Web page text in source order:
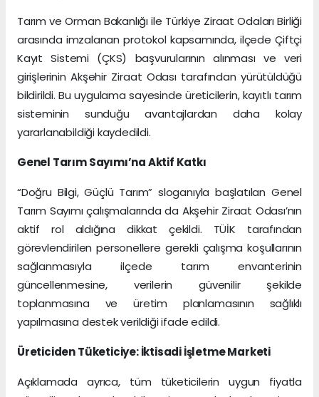
Tarım ve Orman Bakanlığı ile Türkiye Ziraat Odaları Birliği
arasında imzalanan protokol kapsamında, ilçede Çiftçi
Kayıt Sistemi (ÇKS) başvurularının alınması ve veri
girişlerinin Akşehir Ziraat Odası tarafından yürütüldüğü
bildirildi. Bu uygulama sayesinde üreticilerin, kayıtlı tarım
sisteminin sunduğu avantajlardan daha kolay
yararlanabildiği kaydedildi.
Genel Tarım Sayımı’na Aktif Katkı
“Doğru Bilgi, Güçlü Tarım” sloganıyla başlatılan Genel
Tarım Sayımı çalışmalarında da Akşehir Ziraat Odası’nın
aktif rol aldığına dikkat çekildi. TÜİK tarafından
görevlendirilen personellere gerekli çalışma koşullarının
sağlanmasıyla ilçede tarım envanterinin
güncellenmesine, verilerin güvenilir şekilde
toplanmasına ve üretim planlamasının sağlıklı
yapılmasına destek verildiği ifade edildi.
Üreticiden Tüketiciye: İktisadi İşletme Marketi
Açıklamada ayrıca, tüm tüketicilerin uygun fiyatla